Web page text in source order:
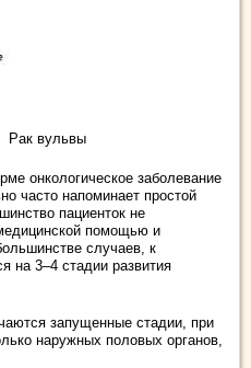
Рак вульвы
онкологическое заболевание
часто напоминает простой
пациенток не
помощью и
случаев, к
на 3–4 стадии развития
запущенные стадии, при
наружных половых органов,